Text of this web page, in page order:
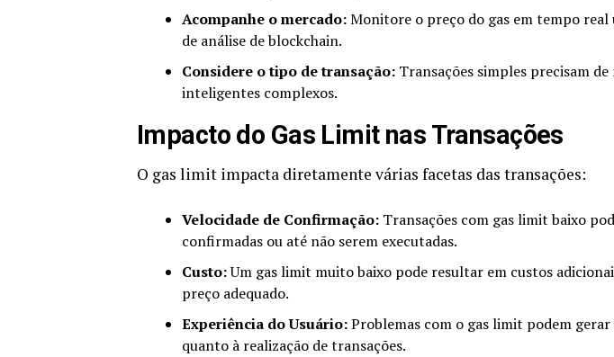
Acompanhe o mercado:Monitore o preço do gas em tempo
de análise de blockchain.
Considere o tipo de transação: Transações simples precisam
inteligentes complexos.
Impacto do Gas Limit nas Transações
O gas limit impacta diretamente várias facetas das transações:
Velocidade de Confirmação: Transações com gas limit baixo
confirmadas ou até não serem executadas.
Custo:Um gas limit muito baixo pode resultar em custos
preço adequado.
Experiência do Usuário:Problemas com o gas limit podem
quanto à realização de transações.